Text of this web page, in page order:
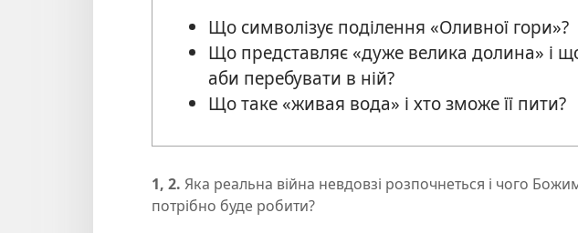
Що символізує поділення «Оливної гори»?
Що представляє «дуже велика долина» і
аби перебувати в ній?
Що таке «живая вода» і хто зможе її пити?
1, 2. Яка реальна війна невдовзі розпочнеться і чого
потрібно буде робити?